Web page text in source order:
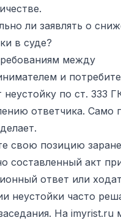
ли заявлять о
в суде?
между
и
неустойку по ст. 333
ответчика. Само
свою позицию
составленный акт
ответ или
неустойки часто
На imyrist.ru